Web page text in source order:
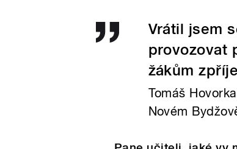
Vrátil jsem
provozovat
žákům
Tomáš
Novém